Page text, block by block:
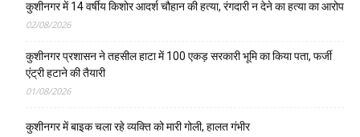
कुशीनगर में 14 वर्षीय किशोर आदर्श चौहान की हत्या, रंगदारी न देने का हत्या का आरोप
02/08/2026
कुशीनगर प्रशासन ने तहसील हाटा में 100 एकड़ सरकारी भूमि का किया पता, फर्जी
एंट्री हटाने की तैयारी
01/08/2026
कुशीनगर में बाइक चला रहे व्यक्ति को मारी गोली, हालत गंभीर